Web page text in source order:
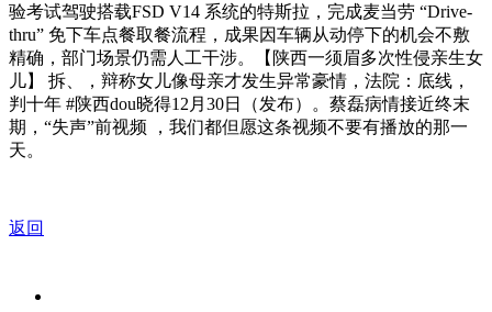
验考试驾驶搭载FSD V14 系统的特斯拉，完成麦当劳 “Drive-
thru” 免下车点餐取餐流程，成果因车辆从动停下的机会不敷
精确，部门场景仍需人工干涉。【陕西一须眉多次性侵亲生女
儿】 拆、，辩称女儿像母亲才发生异常豪情，法院：底线，
判十年 #陕西dou晓得12月30日（发布）。蔡磊病情接近终末
期，“失声”前视频 ，我们都但愿这条视频不要有播放的那一
天。
返回